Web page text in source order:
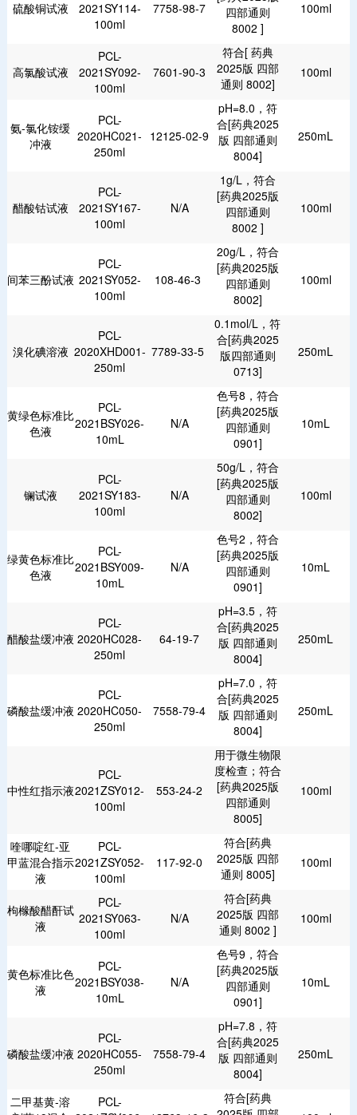
硫酸铜试液
2021SY114-
100ml
7758-98-7
四部通则
8002 ]
100ml
高氯酸试液
PCL-
2021SY092-
100ml
7601-90-3
符合[ 药典
2025版 四部
通则 8002]
100ml
氨-氯化铵缓
冲液
PCL-
2020HC021-
250ml
12125-02-9
pH=8.0，符
合[药典2025
版 四部通则
8004]
250mL
醋酸钴试液
PCL-
2021SY167-
100ml
N/A
1g/L，符合
[药典2025版
四部通则
8002 ]
100ml
间苯三酚试液
PCL-
2021SY052-
100ml
108-46-3
20g/L，符合
[药典2025版
四部通则
8002]
100ml
溴化碘溶液
PCL-
2020XHD001-
250ml
7789-33-5
0.1mol/L，符
合[药典2025
版四部通则
0713]
250mL
黄绿色标准比
色液
PCL-
2021BSY026-
10mL
N/A
色号8，符合
[药典2025版
四部通则
0901]
10mL
镧试液
PCL-
2021SY183-
100ml
N/A
50g/L，符合
[药典2025版
四部通则
8002]
100ml
绿黄色标准比
色液
PCL-
2021BSY009-
10mL
N/A
色号2，符合
[药典2025版
四部通则
0901]
10mL
醋酸盐缓冲液
PCL-
2020HC028-
250ml
64-19-7
pH=3.5，符
合[药典2025
版 四部通则
8004]
250mL
磷酸盐缓冲液
PCL-
2020HC050-
250ml
7558-79-4
pH=7.0，符
合[药典2025
版 四部通则
8004]
250mL
中性红指示液
PCL-
2021ZSY012-
100ml
553-24-2
用于微生物限
度检查；符合
[药典2025版
四部通则
8005]
100ml
喹哪啶红-亚
甲蓝混合指示
液
PCL-
2021ZSY052-
100ml
117-92-0
符合[药典
2025版 四部
通则 8005]
100ml
枸橼酸醋酐试
液
PCL-
2021SY063-
100ml
N/A
符合[药典
2025版 四部
通则 8002 ]
100ml
黄色标准比色
液
PCL-
2021BSY038-
10mL
N/A
色号9，符合
[药典2025版
四部通则
0901]
10mL
磷酸盐缓冲液
PCL-
2020HC055-
250ml
7558-79-4
pH=7.8，符
合[药典2025
版 四部通则
8004]
250mL
二甲基黄-溶
PCL-
符合[药典